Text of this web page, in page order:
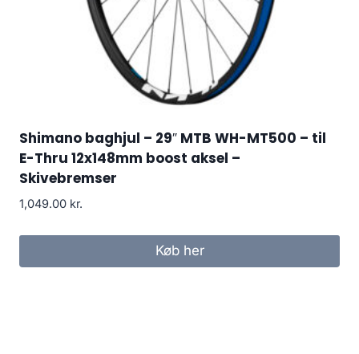
Shimano baghjul – 29″ MTB WH-MT500 – til
E-Thru 12x148mm boost aksel –
Skivebremser
1,049.00 kr.
Køb her